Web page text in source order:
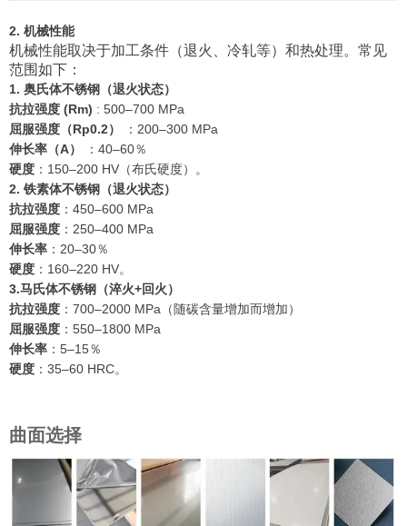
2. 机械性能
机械性能取决于加工条件（退火、冷轧等）和热处理。常见
范围如下：
1. 奥氏体不锈钢（退火状态）
抗拉强度 (Rm) : 500–700 MPa
屈服强度（Rp0.2）
：200–300 MPa
伸长率（A）
：40–60％
硬度 ：150–200 HV（布氏硬度）。
2. 铁素体不锈钢（退火状态）
抗拉强度 ：450–600 MPa
屈服强度 ：250–400 MPa
伸长率 ：20–30％
硬度 ：160–220 HV。
3.马氏体不锈钢（淬火+回火）
抗拉强度 ：700–2000 MPa（随碳含量增加而增加）
屈服强度 ：550–1800 MPa
伸长率 ：5–15％
硬度 ：35–60 HRC。
曲面选择